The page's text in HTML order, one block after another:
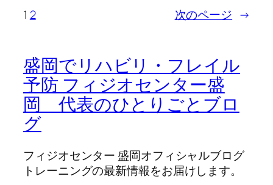
1 2 次のページ →
盛岡でリハビリ・フレイル
予防 フィジオセンター盛
岡 代表のひとりごとブロ
グ
フィジオセンター 盛岡オフィシャルブログ
トレーニングの最新情報をお届けします。